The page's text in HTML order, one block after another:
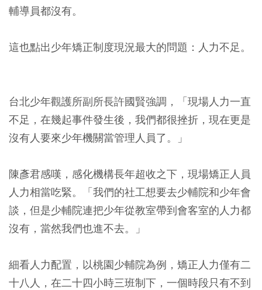
輔導員都沒有。
這也點出少年矯正制度現況最大的問題：人力不足。
台北少年觀護所副所長許國賢強調，「現場人力一直
不足，在幾起事件發生後，我們都很挫折，現在更是
沒有人要來少年機關當管理人員了。」
陳彥君感嘆，感化機構長年超收之下，現場矯正人員
人力相當吃緊。「我們的社工想要去少輔院和少年會
談，但是少輔院連把少年從教室帶到會客室的人力都
沒有，當然我們也進不去。」
細看人力配置，以桃園少輔院為例，矯正人力僅有二
十八人，在二十四小時三班制下，一個時段只有不到